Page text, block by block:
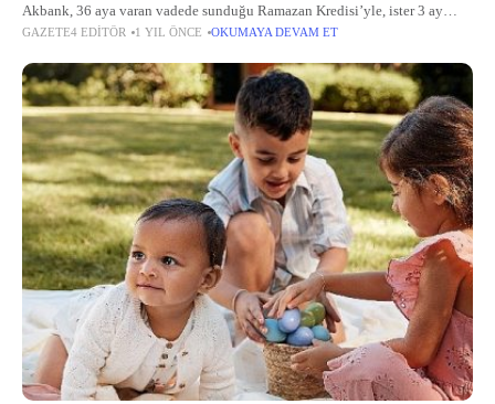
Akbank, 36 aya varan vadede sunduğu Ramazan Kredisi’yle, ister 3 ay
ödemesiz dönem ister haftalık taksit ödemeli seçeneğiyle KOBİ’lere esnek
GAZETE4 EDITÖR 1 YIL ÖNCE OKUMAYA DEVAM ET